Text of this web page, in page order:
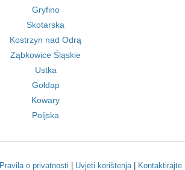
Gryfino
Skotarska
Kostrzyn nad Odrą
Ząbkowice Śląskie
Ustka
Gołdap
Kowary
Poljska
Pravila o privatnosti Uvjeti korištenja| Kontaktirajte